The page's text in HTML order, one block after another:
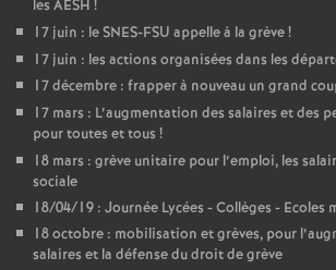
les AESH !
17 juin : le SNES-FSU appelle à la grève!
17 juin : les actions organisées dans les
17 décembre : frapper à nouveau un grand
17 mars : L’augmentation des salaires et des
pour toutes et tous !
18 mars : grève unitaire pour l’emploi, les
sociale
18/04/19 : Journée Lycées - Collèges - Ecoles
18 octobre : mobilisation et grèves, pour
salaires et la défense du droit de grève